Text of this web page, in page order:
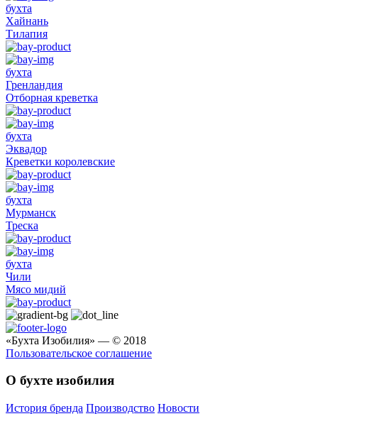
бухта
Хайнань
Тилапия
бухта
Гренландия
Отборная креветка
бухта
Эквадор
Креветки королевские
бухта
Мурманск
Треска
бухта
Чили
Мясо мидий
«Бухта Изобилия» — © 2018
Пользовательское соглашение
О бухте изобилия
История бренда Производство Новости